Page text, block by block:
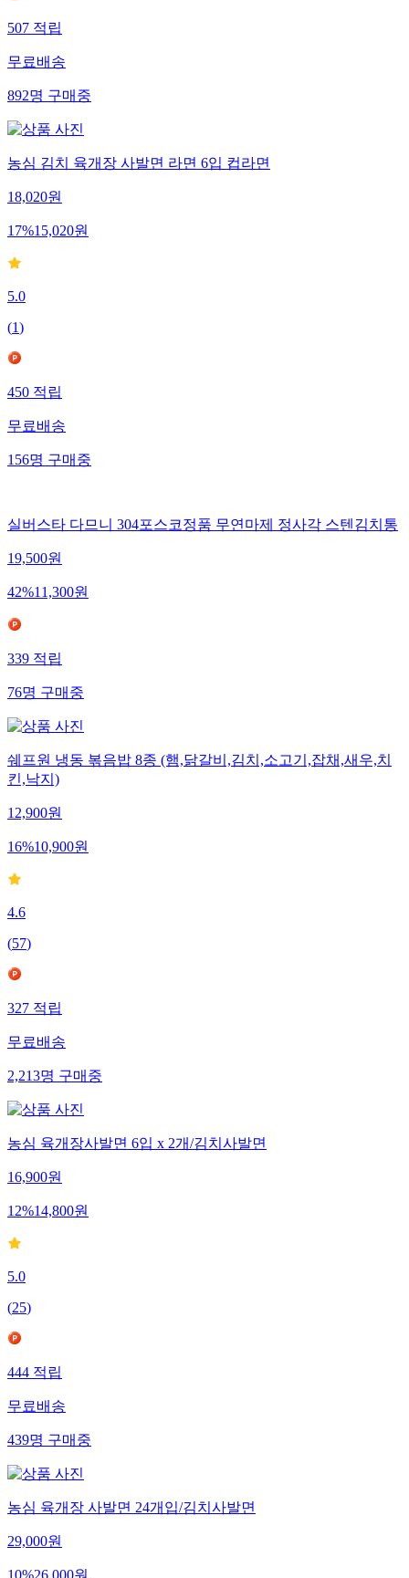
507적립
무료배송
892명구매중
농심 김치 육개장 사발면 라면 6입 컵라면
18,020원
17%15,020원
5.0
(1)
450적립
무료배송
156명구매중
실버스타 다므니 304포스코정품 무연마제 정사각 스텐김치통
19,500원
42%11,300원
339적립
76명구매중
쉐프원 냉동 볶음밥 8종 (햄,닭갈비,김치,소고기,잡채,새우,치
킨,낙지)
12,900원
16%10,900원
4.6
(57)
327적립
무료배송
2,213명구매중
농심 육개장사발면 6입 x 2개/김치사발면
16,900원
12%14,800원
5.0
(25)
444적립
무료배송
439명구매중
농심 육개장 사발면 24개입/김치사발면
29,000원